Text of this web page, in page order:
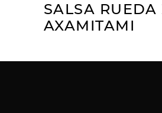
SALSA RUEDA
AXAMITAMI